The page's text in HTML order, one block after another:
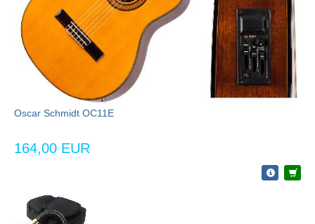
Oscar Schmidt OC11E
164,00 EUR